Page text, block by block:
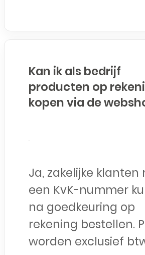
Kan ik als bedrijf
producten op
kopen via de
Ja, zakelijke klanten
een KvK-nummer
na goedkeuring op
rekening bestellen.
worden exclusief